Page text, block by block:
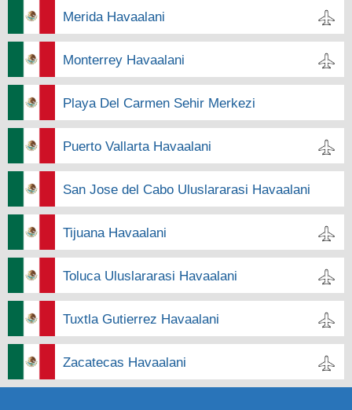
Merida Havaalani
Monterrey Havaalani
Playa Del Carmen Sehir Merkezi
Puerto Vallarta Havaalani
San Jose del Cabo Uluslararasi Havaalani
Tijuana Havaalani
Toluca Uluslararasi Havaalani
Tuxtla Gutierrez Havaalani
Zacatecas Havaalani